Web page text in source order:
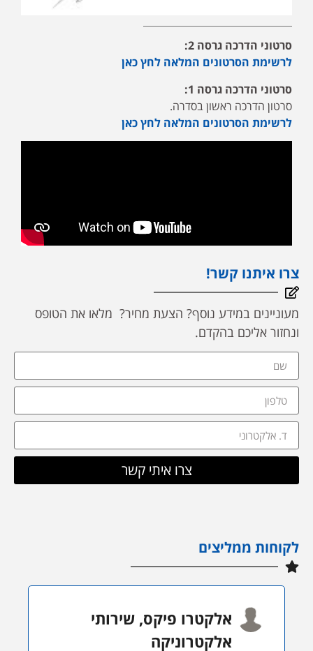
סרטוני הדרכה גרסה 2:
לרשימת הסרטונים המלאה לחץ כאן
סרטוני הדרכה גרסה 1:
סרטון הדרכה ראשון בסדרה.
לרשימת הסרטונים המלאה לחץ כאן
צרו איתנו קשר!
מעוניינים במידע נוסף? הצעת מחיר? מלאו את הטופס
ונחזור אליכם בהקדם.
צרו איתי קשר
לקוחות ממליצים
אלקטרו פיקס, שירותי
אלקטרוניקה